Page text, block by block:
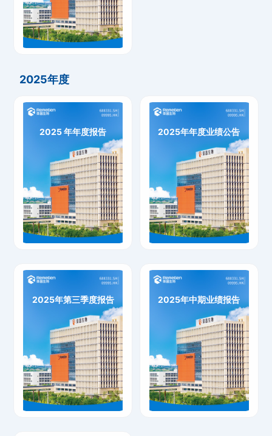
2026年第一季度报告
下载
2025年度
2025 年年度报告
2025 年年度报告
下载
2025年年度业绩公告
2025年年度业绩公告
下载
2025年第三季度报告
2025年第三季度报告
下载
2025年中期业绩报告
2025年中期业绩报告
下载